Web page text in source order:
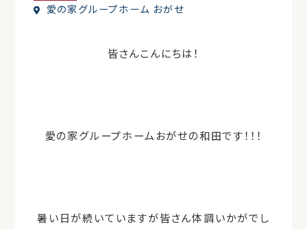
愛の家グループホーム おがせ
皆さんこんにちは！
愛の家グループホームおがせの和田です！！！
暑い日が続いていますが皆さん体調いかがでし